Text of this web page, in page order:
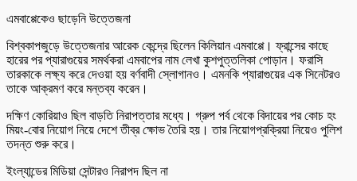
এমবাপ্পেকেও ছাড়েনি উত্তেজনা
বিশ্বকাপজুড়ে উত্তেজনার আরেক কেন্দ্রে ছিলেন কিলিয়ান এমবাপ্পে। ফ্রান্সের কাছে
হারের পর প্যারাগুয়ের সমর্থকরা এমবাপের নাম লেখা কুশপুত্তলিকা পোড়ান। ফরাসি
তারকাকে লক্ষ্য করে দেওয়া হয় বর্ণবাদী স্লোগানও। এমনকি প্যারাগুয়ের এক সিনেটরও
তাকে আক্রমণ করে মন্তব্য করেন।
দক্ষিণ কোরিয়াও ছিল বাড়তি নিরাপত্তার মধ্যে। গ্রুপ পর্ব থেকে বিদায়ের পর কোচ হং
মিয়ং-বোর নিয়োগ নিয়ে দেশে তীব্র ক্ষোভ তৈরি হয়। তার নিয়োগপ্রক্রিয়া নিয়েও পুলিশ
তদন্ত শুরু করে।
ইংল্যান্ডের মিডিয়া সেন্টারও নিরাপদ ছিল না